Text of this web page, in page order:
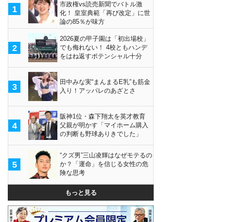
1
市政権vs読売新聞でバトル激
化！ 皇室典範「再び改定」に世
論の85％が味方
2
2026夏の甲子園は「初出場校」
でも侮れない！ 4校ともハンデ
をはね返すポテンシャル十分
3
田中みな実“まんまるE乳”も筋金
入り！アッパレのあざとさ
4
阪神1位・森下翔太を英才教育
父親が明かす「マイホーム購入
の判断も野球ありきでした」
5
“クズ男”三山凌輝はなぜモテるの
か？「運命」を信じる女性の危
険な思考
もっと見る